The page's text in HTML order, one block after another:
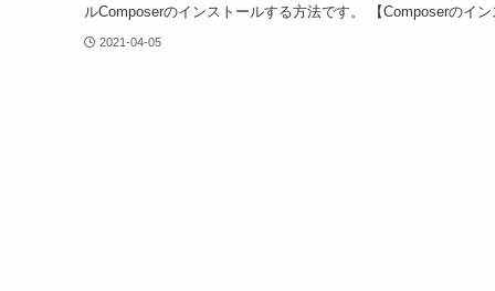
ルComposerのインストールする方法です。 【Composerのイン
2021-04-05